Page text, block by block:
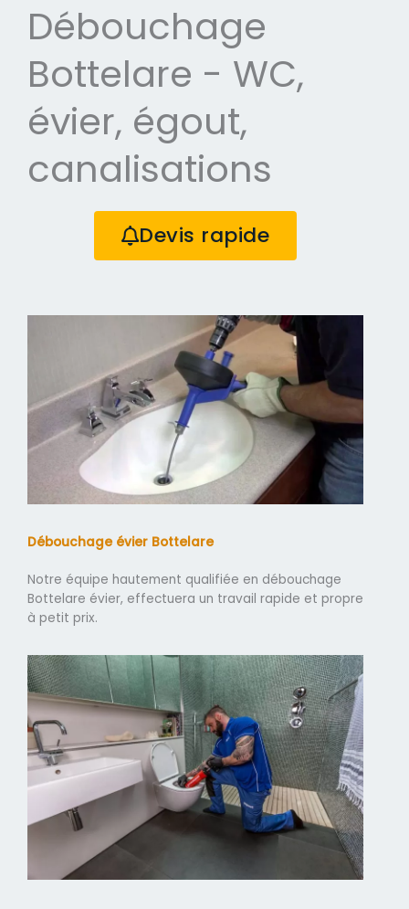
Débouchage
Bottelare - WC,
évier, égout,
canalisations
Devis rapide
Débouchage évier Bottelare
Notre équipe hautement qualifiée en débouchage
Bottelare évier, effectuera un travail rapide et propre
à petit prix.